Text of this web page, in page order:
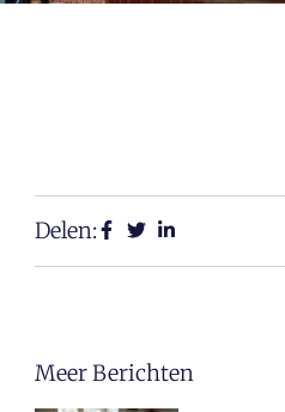
Delen:
Meer Berichten